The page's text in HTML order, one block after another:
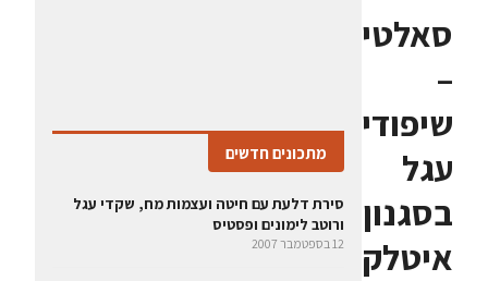
סאלטימבוקה
–
שיפודי
עגל
בסגנון
איטלקי
מתכונים חדשים
סירת דלעת עם חיטה ועצמות מח, שקדי עגל
ורוטב לימונים ופסטיס
12 בספטמבר 2007